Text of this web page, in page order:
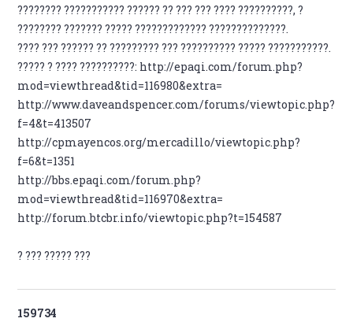
???????? ??????????? ?????? ?? ??? ??? ???? ??????????, ?
???????? ??????? ????? ????????????? ??????????????.
???? ??? ?????? ?? ????????? ??? ?????????? ????? ???????????.
????? ? ???? ??????????: http://epaqi.com/forum.php?
mod=viewthread&tid=116980&extra=
http://www.daveandspencer.com/forums/viewtopic.php?
f=4&t=413507
http://cpmayencos.org/mercadillo/viewtopic.php?
f=6&t=1351
http://bbs.epaqi.com/forum.php?
mod=viewthread&tid=116970&extra=
http://forum.btcbr.info/viewtopic.php?t=154587
? ??? ????? ???
159734